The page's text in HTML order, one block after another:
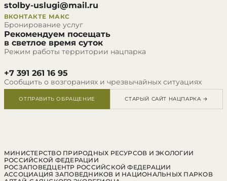
stolby-uslugi@mail.ru
ВКОНТАКТЕ МАКС
Бронирование услуг
Рекомендуем посещать
в светлое время суток
Режим работы территории нацпарка
+7 391 261 16 95
Сообщить о возгораниях и чрезвычайных ситуациях
ОТПРАВИТЬ ОБРАЩЕНИЕ СТАРЫЙ САЙТ НАЦПАРКА →
МИНИСТЕРСТВО ПРИРОДНЫХ РЕСУРСОВ И ЭКОЛОГИИ
РОССИЙСКОЙ ФЕДЕРАЦИИ
РОСЗАПОВЕДЦЕНТР РОССИЙСКОЙ ФЕДЕРАЦИИ
АССОЦИАЦИЯ ЗАПОВЕДНИКОВ И НАЦИОНАЛЬНЫХ ПАРКОВ